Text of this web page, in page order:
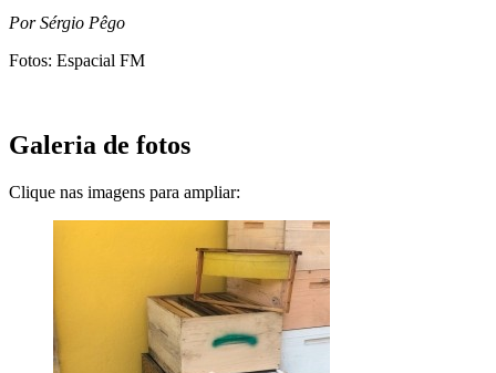
Por Sérgio Pêgo
Fotos: Espacial FM
Galeria de fotos
Clique nas imagens para ampliar: